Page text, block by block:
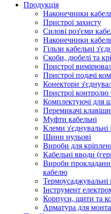
Продукція
Наконечники
Пристрої захисту
Силові роз'єми
Наконечники
Гільзи кабельні
Скоби, дюбелі та
Пристрої
Пристрої подачі
Конектори
Пристрої контролю
Комплектуючі для
Перемикачі
Муфти кабельні
Клеми з'єднувальні
Шини нульові
Вироби для
Кабельні вводи
Вироби
кабелю
Інструмент
Корпуси, щити та
Арматура для